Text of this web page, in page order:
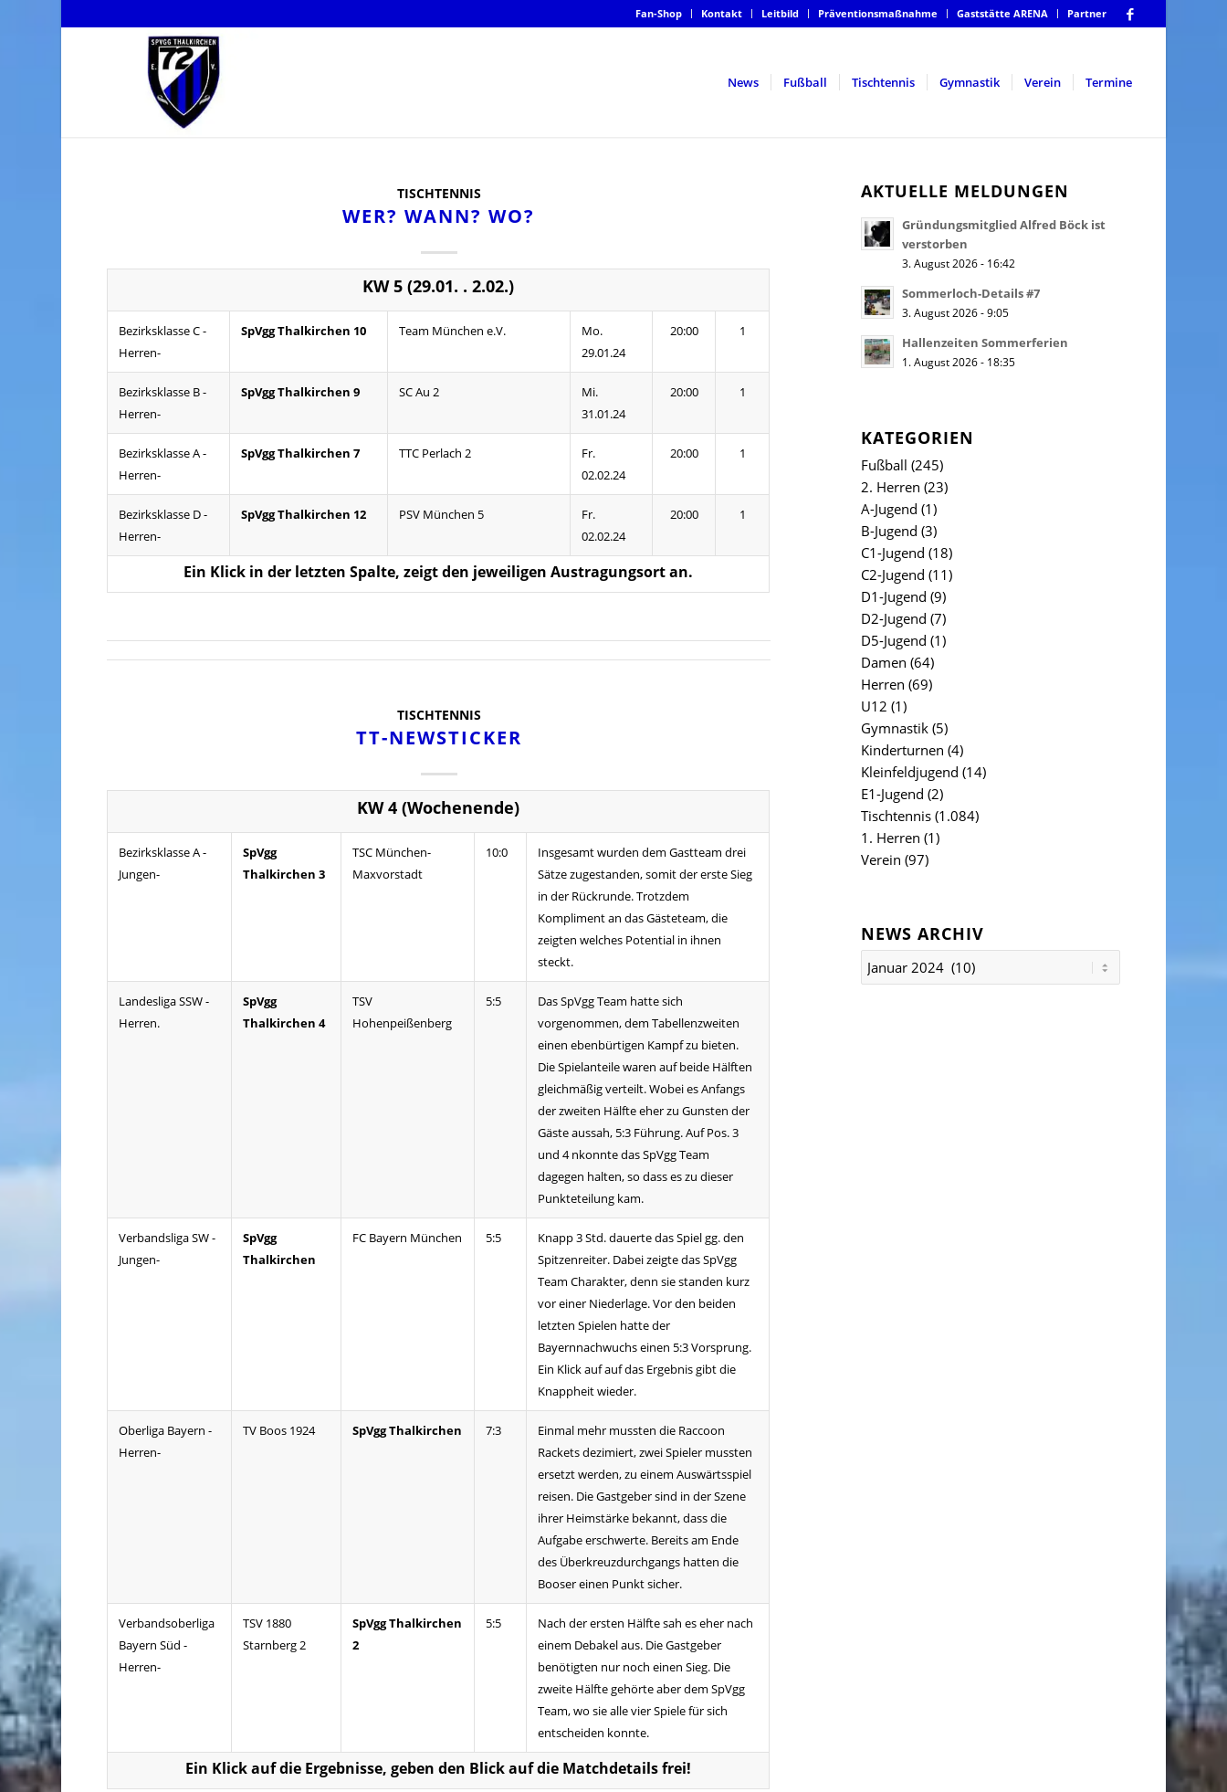
Fan-Shop Kontakt Leitbild Präventionsmaßnahme Gaststätte ARENA Partner
News Fußball Tischtennis Gymnastik Verein Termine
TISCHTENNIS
WER? WANN? WO?
KW 5 (29.01. . 2.02.)
Bezirksklasse C -
Herren-
SpVgg Thalkirchen 10 Team München e.V.
Mo.
29.01.24
20:00 1
Bezirksklasse B -
Herren-
SpVgg Thalkirchen 9 SC Au 2
Mi.
31.01.24
20:00 1
Bezirksklasse A -
Herren-
SpVgg Thalkirchen 7 TTC Perlach 2
Fr.
02.02.24
20:00 1
Bezirksklasse D -
Herren-
SpVgg Thalkirchen 12 PSV München 5
Fr.
02.02.24
20:00 1
Ein Klick in der letzten Spalte, zeigt den jeweiligen Austragungsort an.
TISCHTENNIS
TT-NEWSTICKER
KW 4 (Wochenende)
Bezirksklasse A -
Jungen-
SpVgg
Thalkirchen 3
TSC München-
Maxvorstadt
10:0
Insgesamt wurden dem Gastteam drei
Sätze zugestanden, somit der erste Sieg
in der Rückrunde. Trotzdem
Kompliment an das Gästeteam, die
zeigten welches Potential in ihnen
steckt.
Landesliga SSW -
Herren.
SpVgg
Thalkirchen 4
TSV
Hohenpeißenberg
5:5
Das SpVgg Team hatte sich
vorgenommen, dem Tabellenzweiten
einen ebenbürtigen Kampf zu bieten.
Die Spielanteile waren auf beide Hälften
gleichmäßig verteilt. Wobei es Anfangs
der zweiten Hälfte eher zu Gunsten der
Gäste aussah, 5:3 Führung. Auf Pos. 3
und 4 nkonnte das SpVgg Team
dagegen halten, so dass es zu dieser
Punkteteilung kam.
Verbandsliga SW -
Jungen-
SpVgg
Thalkirchen
FC Bayern München 5:5
Knapp 3 Std. dauerte das Spiel gg. den
Spitzenreiter. Dabei zeigte das SpVgg
Team Charakter, denn sie standen kurz
vor einer Niederlage. Vor den beiden
letzten Spielen hatte der
Bayernnachwuchs einen 5:3 Vorsprung.
Ein Klick auf auf das Ergebnis gibt die
Knappheit wieder.
Oberliga Bayern -
Herren-
TV Boos 1924 SpVgg Thalkirchen 7:3
Einmal mehr mussten die Raccoon
Rackets dezimiert, zwei Spieler mussten
ersetzt werden, zu einem Auswärtsspiel
reisen. Die Gastgeber sind in der Szene
ihrer Heimstärke bekannt, dass die
Aufgabe erschwerte. Bereits am Ende
des Überkreuzdurchgangs hatten die
Booser einen Punkt sicher.
Verbandsoberliga
Bayern Süd -
Herren-
TSV 1880
Starnberg 2
SpVgg Thalkirchen
2
5:5
Nach der ersten Hälfte sah es eher nach
einem Debakel aus. Die Gastgeber
benötigten nur noch einen Sieg. Die
zweite Hälfte gehörte aber dem SpVgg
Team, wo sie alle vier Spiele für sich
entscheiden konnte.
Ein Klick auf die Ergebnisse, geben den Blick auf die Matchdetails frei!
AKTUELLE MELDUNGEN
Gründungsmitglied Alfred Böck ist
verstorben
3. August 2026 - 16:42
Sommerloch-Details #7
3. August 2026 - 9:05
Hallenzeiten Sommerferien
1. August 2026 - 18:35
KATEGORIEN
Fußball (245)
2. Herren (23)
A-Jugend (1)
B-Jugend (3)
C1-Jugend (18)
C2-Jugend (11)
D1-Jugend (9)
D2-Jugend (7)
D5-Jugend (1)
Damen (64)
Herren (69)
U12 (1)
Gymnastik(5)
Kinderturnen (4)
Kleinfeldjugend (14)
E1-Jugend (2)
Tischtennis(1.084)
1. Herren (1)
Verein (97)
NEWS ARCHIV